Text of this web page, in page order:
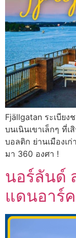
Fjällgatan ระเบีย
บนเนินเขาเล็กๆ ที่
บอลติก ย่านเมืองเ
มา 360 องศา !
นอร์ลันด์
แดนอาร์